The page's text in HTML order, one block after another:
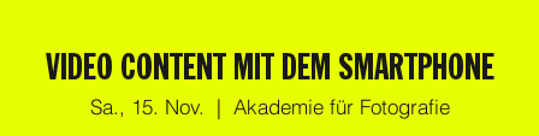
VIDEO CONTENT MIT DEM SMARTPHONE
Sa., 15. Nov.
  |
Akademie für Fotografie